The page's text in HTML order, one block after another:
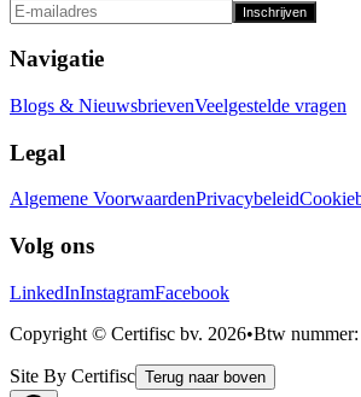
Inschrijven
Navigatie
Blogs & NieuwsbrievenVeelgestelde vragen
Legal
Algemene VoorwaardenPrivacybeleid
Volg ons
LinkedInInstagramFacebook
Copyright © Certifisc bv. 2026•Btw nummer
Site By Certifisc Terug naar boven